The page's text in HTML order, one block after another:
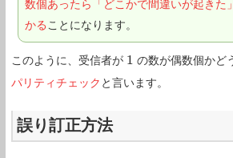
数個あったら「どこかで間違いが起きた
かる ことになります。
このように、受信者が 1
1 の数が偶数個かど
パリティチェック と言います。
誤り訂正方法